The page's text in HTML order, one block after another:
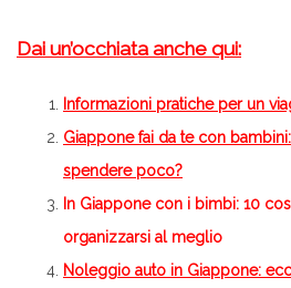
Dai un’occhiata anche qui:
Informazioni pratiche per un
Giappone fai da te con
spendere poco?
In Giappone con i bimbi: 10
organizzarsi al meglio
Noleggio auto in Giappone: